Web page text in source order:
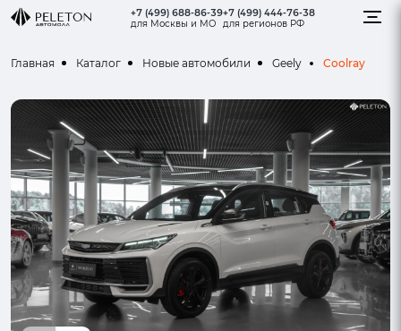
+7 (499) 688-86-39
для Москвы и МО
+7 (499) 444-76-38
для регионов РФ
Главная Каталог Новые автомобили Geely Coolray